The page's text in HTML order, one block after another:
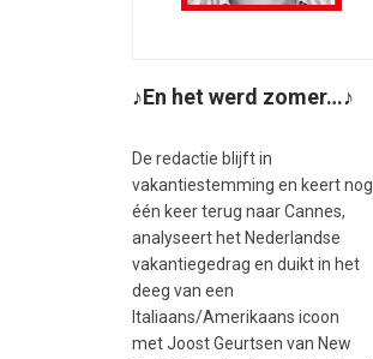
♪En het werd zomer…♪
De redactie blijft in
vakantiestemming en keert nog
één keer terug naar Cannes,
analyseert het Nederlandse
vakantiegedrag en duikt in het
deeg van een
Italiaans/Amerikaans icoon
met Joost Geurtsen van New